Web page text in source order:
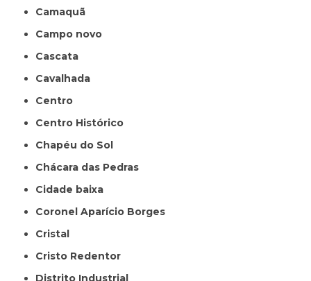
Camaquã
Campo novo
Cascata
Cavalhada
Centro
Centro Histórico
Chapéu do Sol
Chácara das Pedras
Cidade baixa
Coronel Aparício Borges
Cristal
Cristo Redentor
Distrito Industrial